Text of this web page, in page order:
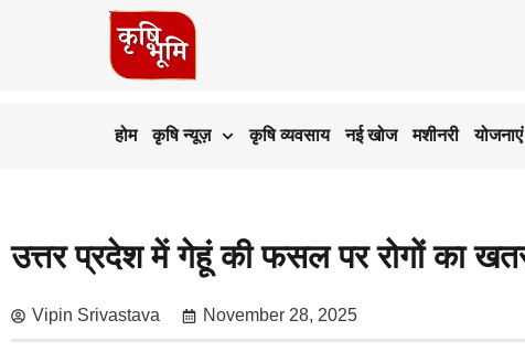
होम कृषि न्यूज़ कृषि व्यवसाय नई खोज मशीनरी योजनाएं
उत्तर प्रदेश में गेहूं की फसल पर रोगों का
Vipin Srivastava November 28, 2025